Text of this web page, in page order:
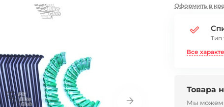
Оформить в
Тип
Все
Товара
Мы можем